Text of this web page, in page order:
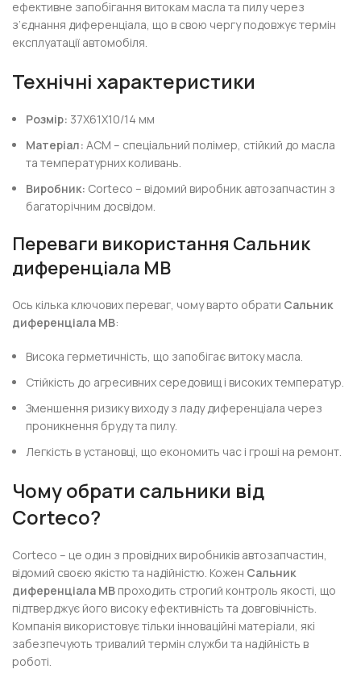
ефективне запобігання витокам масла та пилу через
з’єднання диференціала, що в свою чергу подовжує термін
експлуатації автомобіля.
Технічні характеристики
Розмір: 37X61X10/14 мм
Матеріал: ACM – спеціальний полімер, стійкий до масла
та температурних коливань.
Виробник: Corteco – відомий виробник автозапчастин з
багаторічним досвідом.
Переваги використання Сальник
диференціала MB
Ось кілька ключових переваг, чому варто обрати Сальник
диференціала MB:
Висока герметичність, що запобігає витоку масла.
Стійкість до агресивних середовищ і високих температур.
Зменшення ризику виходу з ладу диференціала через
проникнення бруду та пилу.
Легкість в установці, що економить час і гроші на ремонт.
Чому обрати сальники від
Corteco?
Corteco – це один з провідних виробників автозапчастин,
відомий своєю якістю та надійністю. Кожен Сальник
диференціала MB проходить строгий контроль якості, що
підтверджує його високу ефективність та довговічність.
Компанія використовує тільки інноваційні матеріали, які
забезпечують тривалий термін служби та надійність в
роботі.